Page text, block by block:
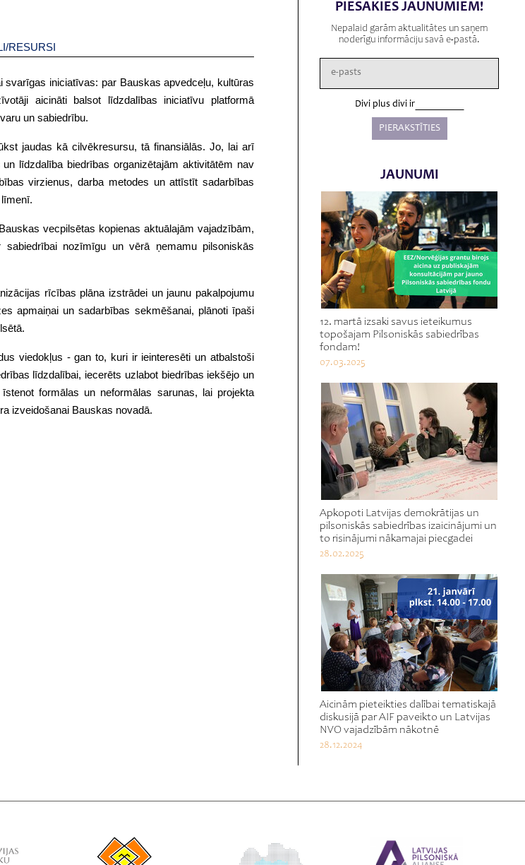
RESURSI
iniciatīvas: par Bauskas apvedceļu, kultūras
aicināti balsot līdzdalības iniciatīvu platformā
un sabiedrību.
jaudas kā cilvēkresursu, tā finansiālās. Jo, lai arī
līdzdalība biedrības organizētajām aktivitātēm nav
virzienus, darba metodes un attīstīt sadarbības
vecpilsētas kopienas aktuālajām vajadzībām,
sabiedrībai nozīmīgu un vērā ņemamu pilsoniskās
rīcības plāna izstrādei un jaunu pakalpojumu
apmaiņai un sadarbības sekmēšanai, plānoti īpaši
viedokļus - gan to, kuri ir ieinteresēti un atbalstoši
līdzdalībai, iecerēts uzlabot biedrības iekšējo un
formālas un neformālas sarunas, lai projekta
izveidošanai Bauskas novadā.
PIESAKIES JAUNUMIEM!
Nepalaid garām aktualitātes un saņem
noderīgu informāciju savā e-pastā.
Divi plus divi ir
JAUNUMI
12. martā izsaki savus ieteikumus
topošajam Pilsoniskās sabiedrības
fondam!
07.03.2025
Apkopoti Latvijas demokrātijas un
pilsoniskās sabiedrības izaicinājumi un
to risinājumi nākamajai piecgadei
28.02.2025
Aicinām pieteikties dalībai tematiskajā
diskusijā par AIF paveikto un Latvijas
NVO vajadzībām nākotnē
28.12.2024